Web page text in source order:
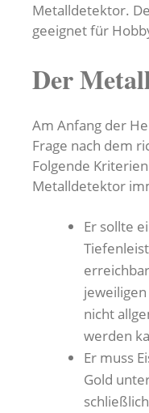
Metalldetektor.
geeignet für
Der
Am Anfang der
Frage nach dem
Folgende
Metalldetektor
Er sollte
nicht
werden
Er muss
Gold